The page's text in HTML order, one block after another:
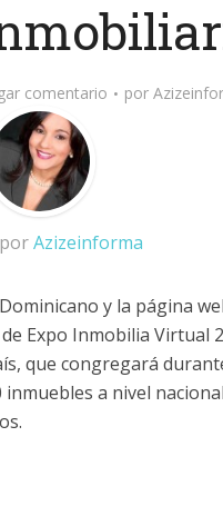
comentario por
Azizeinforma
y la página
Expo Inmobilia Virtual
que congregará
a nivel